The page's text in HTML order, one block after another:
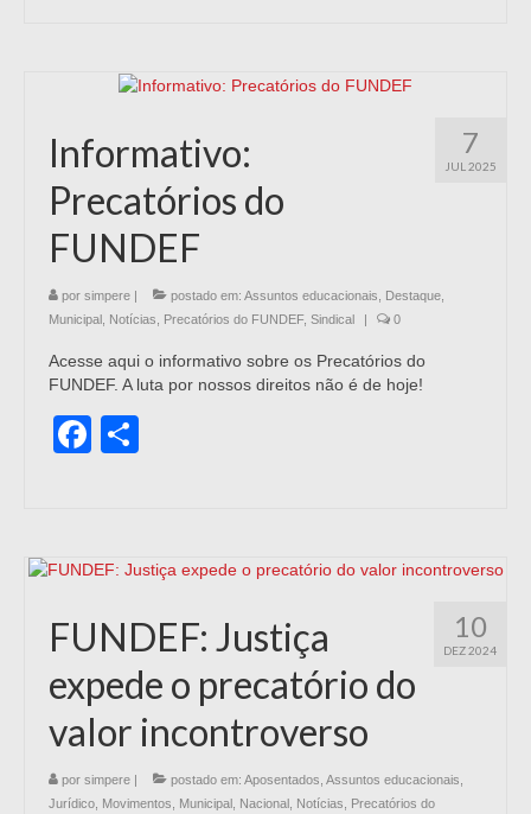
7
JUL 2025
Informativo:
Precatórios do
FUNDEF
por simpere | postado em: Assuntos educacionais Destaque
Municipal Notícias Precatórios do FUNDEF, Sindical | 0
Acesse aqui o informativo sobre os Precatórios do
FUNDEF. A luta por nossos direitos não é de hoje!
Facebook
10
DEZ 2024
FUNDEF: Justiça
expede o precatório do
valor incontroverso
por simpere | postado em: Aposentados Assuntos educacionais
Jurídico Movimentos Municipal Nacional Notícias
Precatórios do